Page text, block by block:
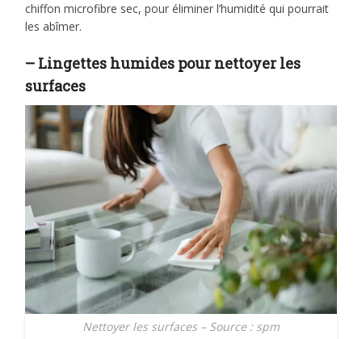
chiffon microfibre sec, pour éliminer l’humidité qui pourrait
les abîmer.
– Lingettes humides pour nettoyer les
surfaces
Nettoyer les surfaces – Source : spm